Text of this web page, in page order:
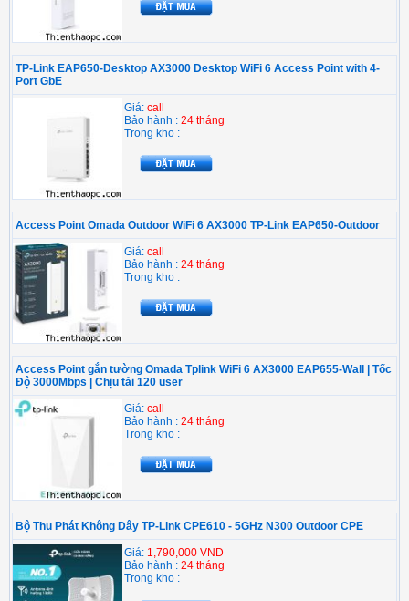
TP-Link EAP650-Desktop AX3000 Desktop WiFi 6 Access Point with 4-
Port GbE
Giá: call
Bảo hành : 24 tháng
Trong kho :
Access Point Omada Outdoor WiFi 6 AX3000 TP-Link EAP650-Outdoor
Giá: call
Bảo hành : 24 tháng
Trong kho :
Access Point gắn tường Omada Tplink WiFi 6 AX3000 EAP655-Wall | Tốc
Độ 3000Mbps | Chịu tải 120 user
Giá: call
Bảo hành : 24 tháng
Trong kho :
Bộ Thu Phát Không Dây TP-Link CPE610 - 5GHz N300 Outdoor CPE
Giá: 1,790,000 VND
Bảo hành : 24 tháng
Trong kho :